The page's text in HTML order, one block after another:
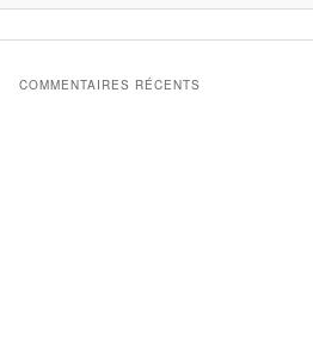
COMMENTAIRES RÉCENTS